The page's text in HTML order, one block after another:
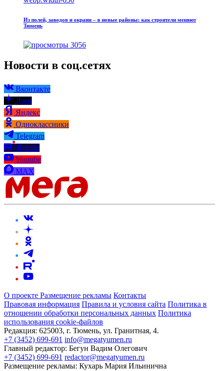
Из полей, заводов и окраин – в новые районы: как строители меняют
Тюмень
3056
Новости в соц.сетях
Вконтакте
Дзен
Яндекс
Одноклассники
Telegram
Rutube
Youtube
MAX
О проекте Размещение рекламы Контакты
Правовая информация Правила и условия сайта Политика в
отношении обработки персональных данных Политика
использования cookie-файлов
Редакция: 625003, г. Тюмень, ул. Гранитная, 4.
+7 (3452) 699-691 info@megatyumen.ru
Главный редактор: Бегун Вадим Олегович
+7 (3452) 699-691 redactor@megatyumen.ru
Размещение рекламы: Кухарь Мария Ильинична